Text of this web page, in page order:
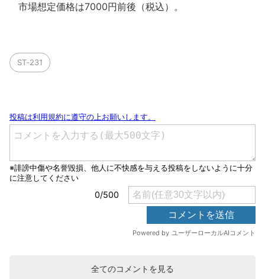
市場想定価格は7000円前後（税込）。
ST-231
全てのコメントを見る